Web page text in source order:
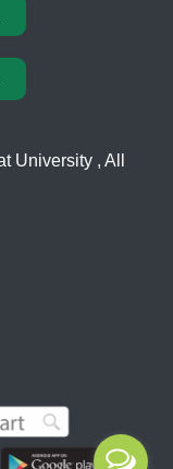
University , All